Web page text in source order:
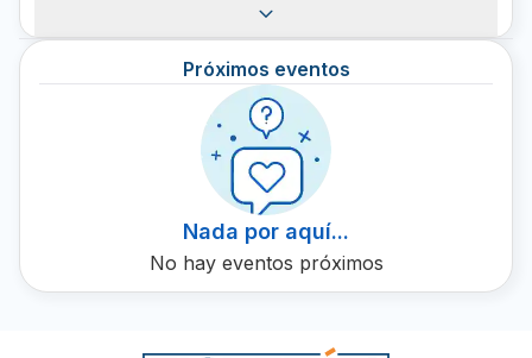
música banda con toques modernos, lo que resulta en un
sonido único que sigue deleitando a fans de todas las
edades. Mientras Cheque Peña Jr. domina el escenario
con su carisma innato, cada concierto es una fiesta de
ritmo y emoción. Obtenga sus boletos a través de
Ticketón y únase a la diversión.
Próximos eventos
Nada por aquí...
No hay eventos próximos